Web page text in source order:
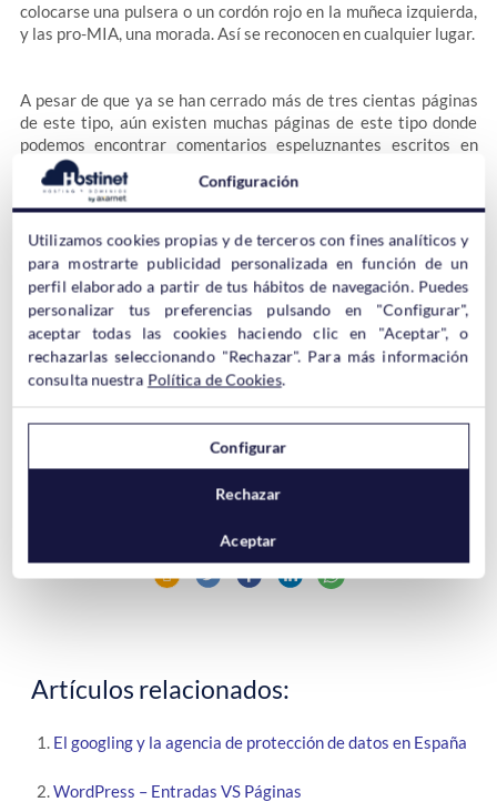
colocarse una pulsera o un cordón rojo en la muñeca izquierda,
y las pro-MIA, una morada. Así se reconocen en cualquier lugar.
A pesar de que ya se han cerrado más de tres cientas páginas
de este tipo, aún existen muchas páginas de este tipo donde
podemos encontrar comentarios espeluznantes escritos en
diferentes foros (por ej. foro anorexia )”
Como se puede verla red da la oportunidad de acceder a los
conocimientos
y tematicas mas dispares en un solo momento,
da la oportunidad de conocer nuevas culturas, de recibir todo
tipo de informacion y empaparse de ella pero tambien da la
oportunidad a cualquiera de
abrir un site de cualquier
tematica
como en este caso la anorexia y la bulimia…
servidores y en mi opinion los propietarios de este tipo de foros
y las visitas son las visitas
Artículos relacionados:
El googling y la agencia de protección de datos en España
WordPress – Entradas VS Páginas
Configuración
Utilizamos cookies propias y de terceros con fines analíticos y
para mostrarte publicidad personalizada en función de un
perfil elaborado a partir de tus hábitos de navegación. Puedes
personalizar tus preferencias pulsando en "Configurar",
aceptar todas las cookies haciendo clic en "Aceptar", o
rechazarlas seleccionando "Rechazar". Para más información
consulta nuestra Política de Cookies.
Configurar
Rechazar
Aceptar